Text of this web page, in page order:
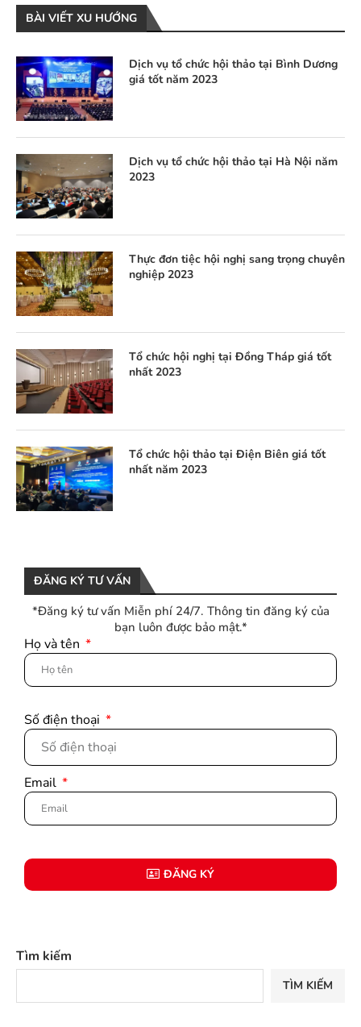
ĐĂNG KÝ TƯ VẤN
*Đăng ký tư vấn Miễn phí 24/7. Thông tin đăng ký của
bạn luôn được bảo mật.*
Họ và tên
Số điện thoại
Email
ĐĂNG KÝ
Tìm kiếm
TÌM KIẾM
BÀI VIẾT XU HƯỚNG
Dịch vụ tổ chức hội thảo tại Bình Dương
giá tốt năm 2023
Dịch vụ tổ chức hội thảo tại Hà Nội năm
2023
Thực đơn tiệc hội nghị sang trọng chuyên
nghiệp 2023
Tổ chức hội nghị tại Đồng Tháp giá tốt
nhất 2023
Tổ chức hội thảo tại Điện Biên giá tốt
nhất năm 2023